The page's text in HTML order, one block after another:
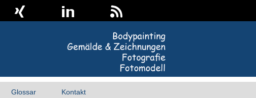
Glossar Kontakt